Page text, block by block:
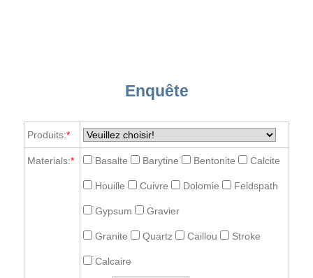
Enquête
Produits:*
Materials:* Basalte Barytine Bentonite Calcite
Houille Cuivre Dolomie Feldspath
Gypsum Gravier
Granite Quartz Caillou Stroke
Calcaire